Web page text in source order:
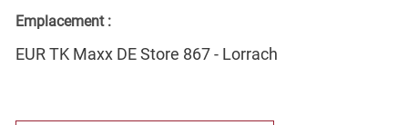
Emplacement :
EUR TK Maxx DE Store 867 - Lorrach